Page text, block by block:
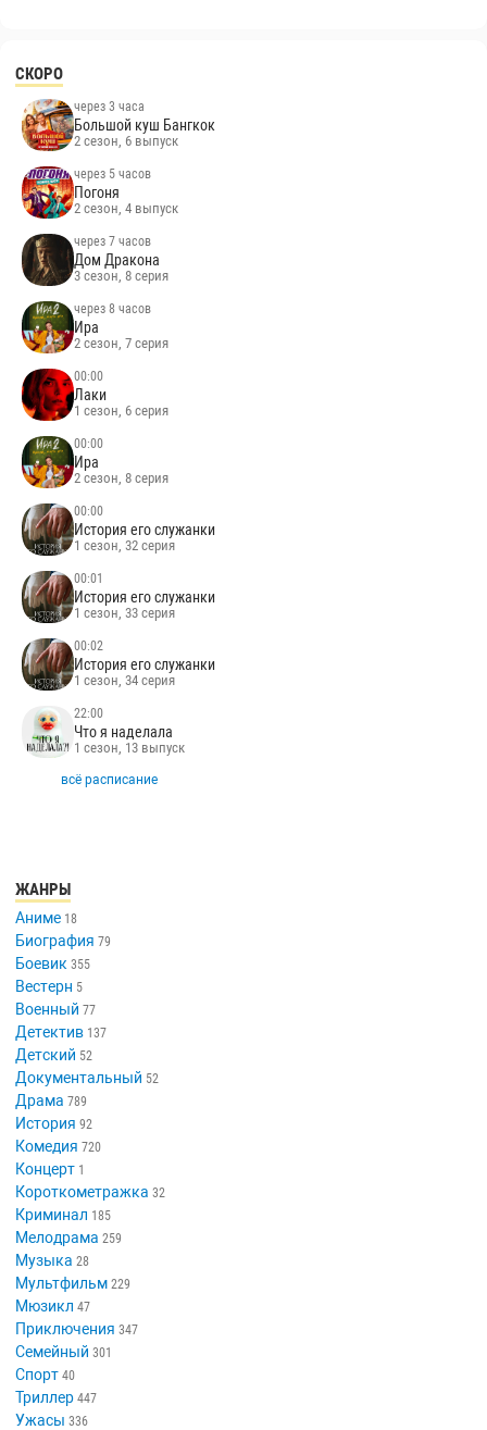
СКОРО
через 3 часа
Большой куш Бангкок
2 сезон, 6 выпуск
через 5 часов
Погоня
2 сезон, 4 выпуск
через 7 часов
Дом Дракона
3 сезон, 8 серия
через 8 часов
Ира
2 сезон, 7 серия
00:00
Лаки
1 сезон, 6 серия
00:00
Ира
2 сезон, 8 серия
00:00
История его служанки
1 сезон, 32 серия
00:01
История его служанки
1 сезон, 33 серия
00:02
История его служанки
1 сезон, 34 серия
22:00
Что я наделала
1 сезон, 13 выпуск
всё расписание
ЖАНРЫ
Аниме 18
Биография 79
Боевик 355
Вестерн 5
Военный 77
Детектив 137
Детский 52
Документальный 52
Драма 789
История 92
Комедия 720
Концерт 1
Короткометражка 32
Криминал 185
Мелодрама 259
Музыка 28
Мультфильм 229
Мюзикл 47
Приключения 347
Семейный 301
Спорт 40
Триллер 447
Ужасы 336